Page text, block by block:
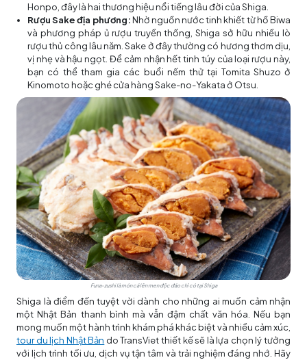
Honpo, đây là hai thương hiệu nổi tiếng lâu đời của Shiga.
Rượu Sake địa phương:Nhờ nguồn nước tinh khiết từ hồ Biwa
và phương pháp ủ rượu truyền thống, Shiga sở hữu nhiều lò
rượu thủ công lâu năm. Sake ở đây thường có hương thơm dịu,
vị nhẹ và hậu ngọt. Để cảm nhận hết tinh túy của loại rượu này,
bạn có thể tham gia các buổi nếm thử tại Tomita Shuzo ở
Kinomoto hoặc ghé cửa hàng Sake-no-Yakata ở Otsu.
Funa-zushi là món cá lên men độc đáo chỉ có tại Shiga
Shiga là điểm đến tuyệt vời dành cho những ai muốn cảm nhận
một Nhật Bản thanh bình mà vẫn đậm chất văn hóa. Nếu bạn
mong muốn một hành trình khám phá khác biệt và nhiều cảm xúc,
tour du lịch Nhật Bản do TransViet thiết kế sẽ là lựa chọn lý tưởng
với lịch trình tối ưu, dịch vụ tận tâm và trải nghiệm đáng nhớ. Hãy